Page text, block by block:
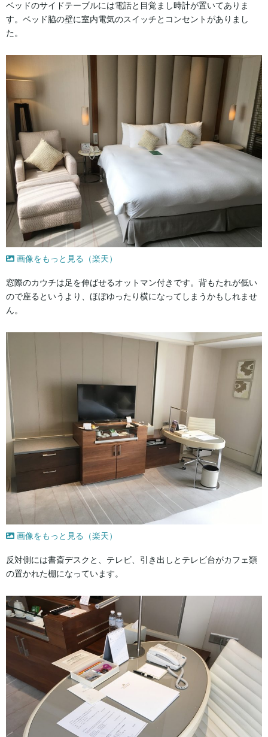
ベッドのサイドテーブルには電話と目覚まし時計が置いてありま
す。ベッド脇の壁に室内電気のスイッチとコンセントがありまし
た。
画像をもっと見る（楽天）
窓際のカウチは足を伸ばせるオットマン付きです。背もたれが低い
ので座るというより、ほぼゆったり横になってしまうかもしれませ
ん。
画像をもっと見る（楽天）
反対側には書斎デスクと、テレビ、引き出しとテレビ台がカフェ類
の置かれた棚になっています。